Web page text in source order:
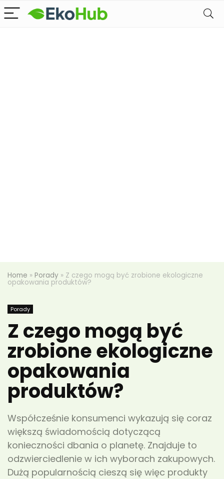
Home » Porady » Z czego mogą być zrobione ekologiczne
opakowania produktów?
Porady
Z czego mogą być
zrobione ekologiczne
opakowania
produktów?
Współcześnie konsumenci wykazują się coraz
większą świadomością dotyczącą
konieczności dbania o planetę. Znajduje to
odzwierciedlenie w ich wyborach zakupowych.
Dużą popularnością cieszą się więc produkty